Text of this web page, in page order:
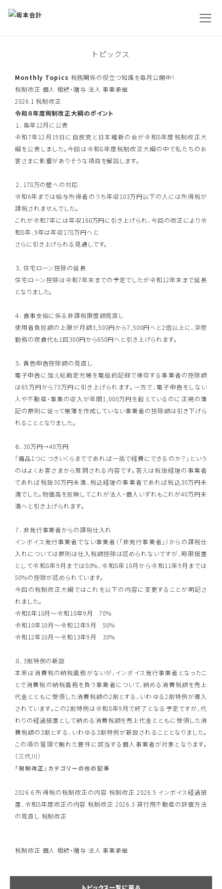
トピックス
Monthly Topics 税務関係の役立つ知識を毎月公開中！
税制改正 個人 相続・贈与 法人 事業承継
2026.1 税制改正
令和８年度税制改正大綱のポイント
１．毎年12月に公表
令和7年12月19日に自民党と日本維新の会が令和8年度税制改正大
綱を公表しました。今回は令和8年度税制改正大綱の中で私たちのお
客さまに影響がありそうな項目を解説します。
２．178万の壁への対応
令和6年までは給与所得者のうち年収103万円以下の人には所得税が
課税されませんでした。
これが令和7年には年収160万円に引き上げられ、今回の改正により令
和8年、9年は年収178万円へと
さらに引き上げられる見通しです。
３．住宅ローン控除の延長
住宅ローン控除は令和7年末までの予定でしたが令和12年末まで延長
となりました。
４．食事支給に係る非課税限度額見直し
使用者負担額の上限が月額3,500円から7,500円へと2倍以上に、深夜
勤務の夜食代も1回300円から650円へと引き上げられます。
５．青色申告控除額の見直し
電子申告に加え総勘定元帳を電磁的記録で保存する事業者の控除額
は65万円から75万円に引き上げられます。一方で、電子申告をしない
人や不動産・事業の収入が年間1,000万円を超えているのに正規の簿
記の原則に従って帳簿を作成していない事業者の控除額は引き下げら
れることとなりました。
６．30万円→40万円
「備品1つにつきいくらまでであれば一括で経費にできるのか？」という
のはよくお客さまから質問される内容です。答えは税抜経理の事業者
であれば税抜30万円未満、税込経理の事業者であれば税込30万円未
満でした。物価高を反映してこれが法人・個人いずれもこれが40万円未
満へと引き上げられます。
７．非発行事業者からの課税仕入れ
インボイス発行事業者でない事業者（「非発行事業者」）からの課税仕
入れについては原則は仕入税額控除は認められないですが、時限措置
として令和8年9月までは80%、令和8年10月から令和11年9月までは
50%の控除が認められています。
今回の税制改正大綱ではこれを以下の内容に変更することが明記さ
れました。
令和8年10月～令和10年9月 70%
令和10年10月～令和12年9月 50%
令和12年10月～令和13年9月 30%
８．3割特例の新設
本来は消費税の納税義務がないが、インボイス発行事業者となったこ
とで消費税の納税義務を負う事業者について、納める消費税額を売上
代金とともに受領した消費税額の2割とする、いわゆる2割特例が導入
されています。この2割特例は令和8年9月で終了となる予定ですが、代
わりの経過措置として納める消費税額を売上代金とともに受領した消
費税額の3割とする、いわゆる3割特例が新設されることとなりました。
この項の冒頭で触れた要件に該当する個人事業者が対象となります。
（三代川）
「税制改正」カテゴリーの他の記事
2026.6 所得税の税制改正の内容 税制改正 2026.5 インボイス経過措
置、令和8年度改正の内容 税制改正 2026.3 貸付用不動産の評価方法
の見直し 税制改正
税制改正 個人 相続・贈与 法人 事業承継
トピックス一覧に戻る